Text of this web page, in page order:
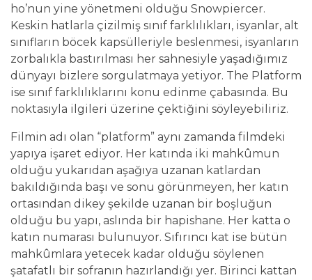
ho’nun yine yönetmeni olduğu Snowpiercer.
Keskin hatlarla çizilmiş sınıf farklılıkları, isyanlar, alt
sınıfların böcek kapsülleriyle beslenmesi, isyanların
zorbalıkla bastırılması her sahnesiyle yaşadığımız
dünyayı bizlere sorgulatmaya yetiyor. The Platform
ise sınıf farklılıklarını konu edinme çabasında. Bu
noktasıyla ilgileri üzerine çektiğini söyleyebiliriz.
Filmin adı olan “platform” aynı zamanda filmdeki
yapıya işaret ediyor. Her katında iki mahkûmun
olduğu yukarıdan aşağıya uzanan katlardan
bakıldığında başı ve sonu görünmeyen, her katın
ortasından dikey şekilde uzanan bir boşluğun
olduğu bu yapı, aslında bir hapishane. Her katta o
katın numarası bulunuyor. Sıfırıncı kat ise bütün
mahkûmlara yetecek kadar olduğu söylenen
şatafatlı bir sofranın hazırlandığı yer. Birinci kattan